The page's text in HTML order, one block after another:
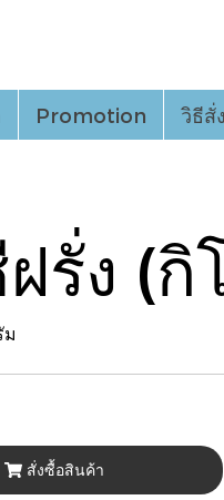
Promotion วิธีสั่
รั่ง (กิ
ม
สั่งซื้อสินค้า